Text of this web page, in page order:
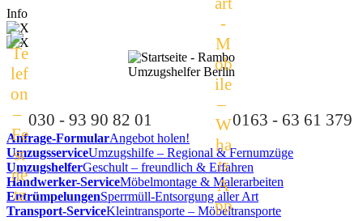
Info
030 - 93 90 82 01 0163 - 63 61 379
Anfrage-FormularAngebot holen!
UmzugsserviceUmzugshilfe – Regional & Fernumzüge
UmzugshelferGeschult – freundlich & Erfahren
Handwerker-ServiceMöbelmontage & Malerarbeiten
EntrümpelungenSperrmüll-Entsorgung aller Art
Transport-ServiceKleintransporte – Möbeltransporte